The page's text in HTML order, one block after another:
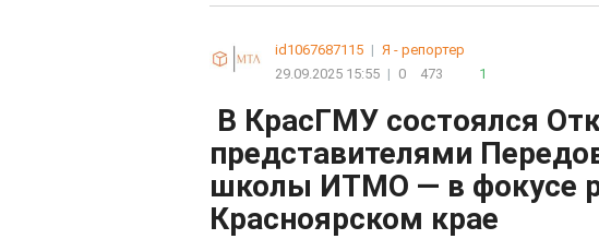
id1067687115 | Я - репортер
29.09.2025 15:55 | 0 473 1
В КрасГМУ состоялся
представителями
школы ИТМО — в фокусе
Красноярском крае